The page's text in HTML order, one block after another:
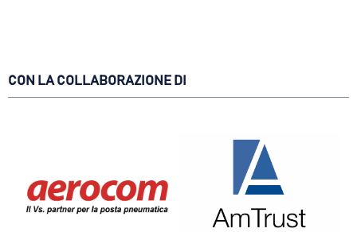
CON LA COLLABORAZIONE DI